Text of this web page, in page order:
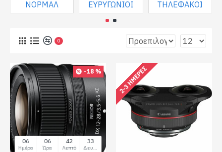
ΝΟΡΜΑΛ ΕΥΡΥΓΩΝΙΟΙ ΤΗΛΕΦΑΚΟΙ
0
-18 %
06
Ημέρα
06
Ώρα
42
Λεπτό
33
Δευτερόλεπτο
2-3 ΗΜΈΡΕΣ